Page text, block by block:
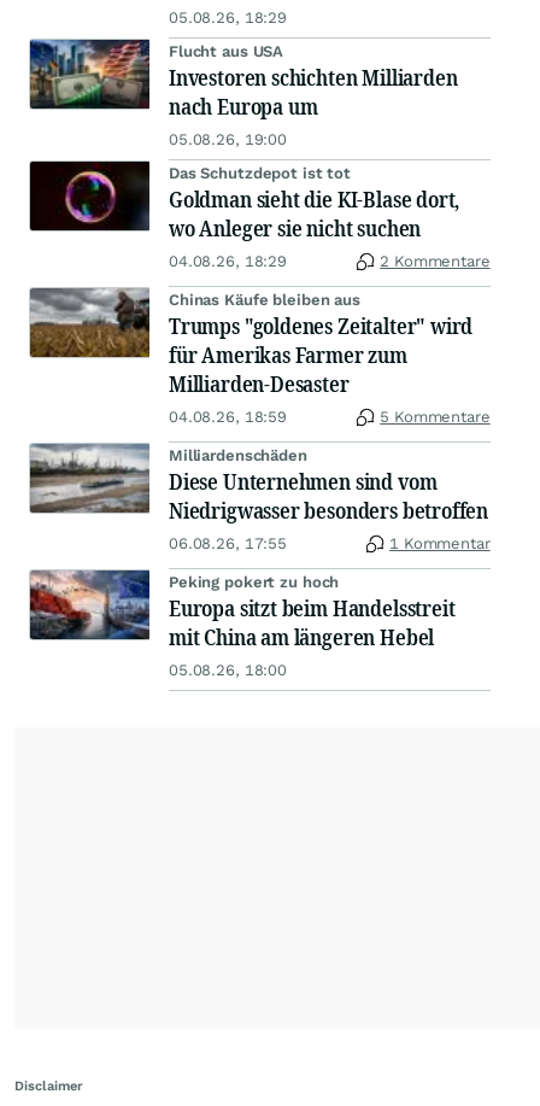
05.08.26, 18:29
Flucht aus USA
Investoren schichten Milliarden
nach Europa um
05.08.26, 19:00
Das Schutzdepot ist tot
Goldman sieht die KI-Blase dort,
wo Anleger sie nicht suchen
04.08.26, 18:29 2 Kommentare
Chinas Käufe bleiben aus
Trumps "goldenes Zeitalter" wird
für Amerikas Farmer zum
Milliarden-Desaster
04.08.26, 18:59 5 Kommentare
Milliardenschäden
Diese Unternehmen sind vom
Niedrigwasser besonders betroffen
06.08.26, 17:55 1 Kommentar
Peking pokert zu hoch
Europa sitzt beim Handelsstreit
mit China am längeren Hebel
05.08.26, 18:00
Disclaimer